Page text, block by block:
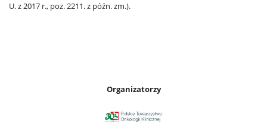
U. z 2017 r., poz. 2211. z późn. zm.).
Organizatorzy